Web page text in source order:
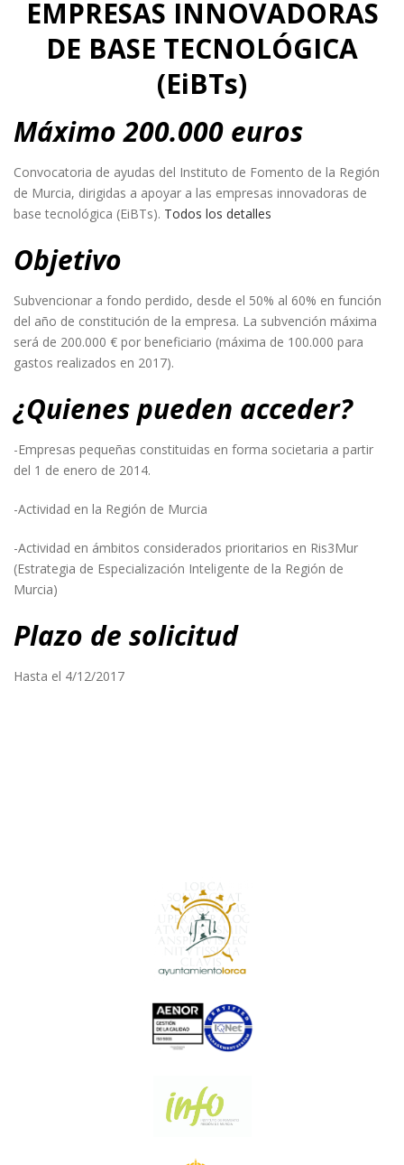
EMPRESAS INNOVADORAS
DE BASE TECNOLÓGICA
(EiBTs)
Máximo 200.000 euros
Convocatoria de ayudas del Instituto de Fomento de la Región
de Murcia, dirigidas a apoyar a las empresas innovadoras de
base tecnológica (EiBTs). Todos los detalles
Objetivo
Subvencionar a fondo perdido, desde el 50% al 60% en función
del año de constitución de la empresa. La subvención máxima
será de 200.000 € por beneficiario (máxima de 100.000 para
gastos realizados en 2017).
¿Quienes pueden acceder?
-Empresas pequeñas constituidas en forma societaria a partir
del 1 de enero de 2014.
-Actividad en la Región de Murcia
-Actividad en ámbitos considerados prioritarios en Ris3Mur
(Estrategia de Especialización Inteligente de la Región de
Murcia)
Plazo de solicitud
Hasta el 4/12/2017